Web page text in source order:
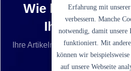
Wie lautet die
Ihrer
Ihre Artikelnummer ist nicht
unseren
Erfahrung mit
verbessern. Manche
notwendig, damit unsere
funktioniert. Mit
können wir
auf unsere Webseite